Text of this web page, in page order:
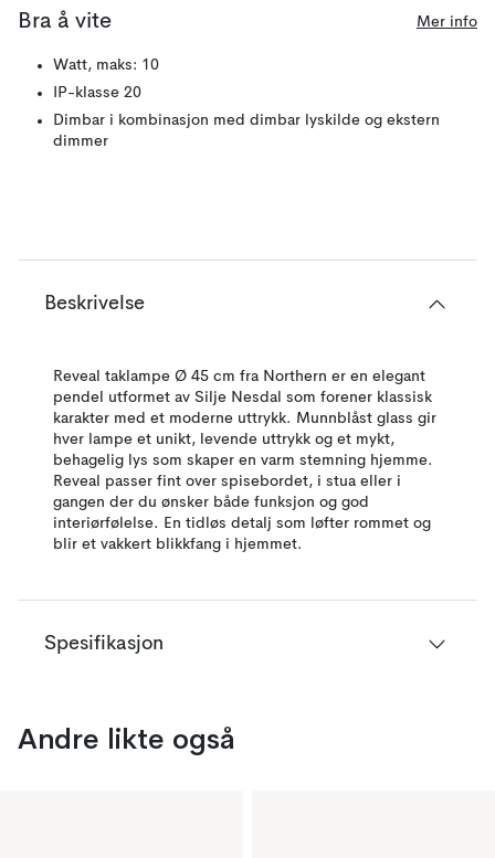
Bra å vite Mer info
Watt, maks: 10
IP-klasse 20
Dimbar i kombinasjon med dimbar lyskilde og ekstern
dimmer
Beskrivelse
Reveal taklampe Ø 45 cm fra Northern er en elegant
pendel utformet av Silje Nesdal som forener klassisk
karakter med et moderne uttrykk. Munnblåst glass gir
hver lampe et unikt, levende uttrykk og et mykt,
behagelig lys som skaper en varm stemning hjemme.
Reveal passer fint over spisebordet, i stua eller i
gangen der du ønsker både funksjon og god
interiørfølelse. En tidløs detalj som løfter rommet og
blir et vakkert blikkfang i hjemmet.
Spesifikasjon
Andre likte også